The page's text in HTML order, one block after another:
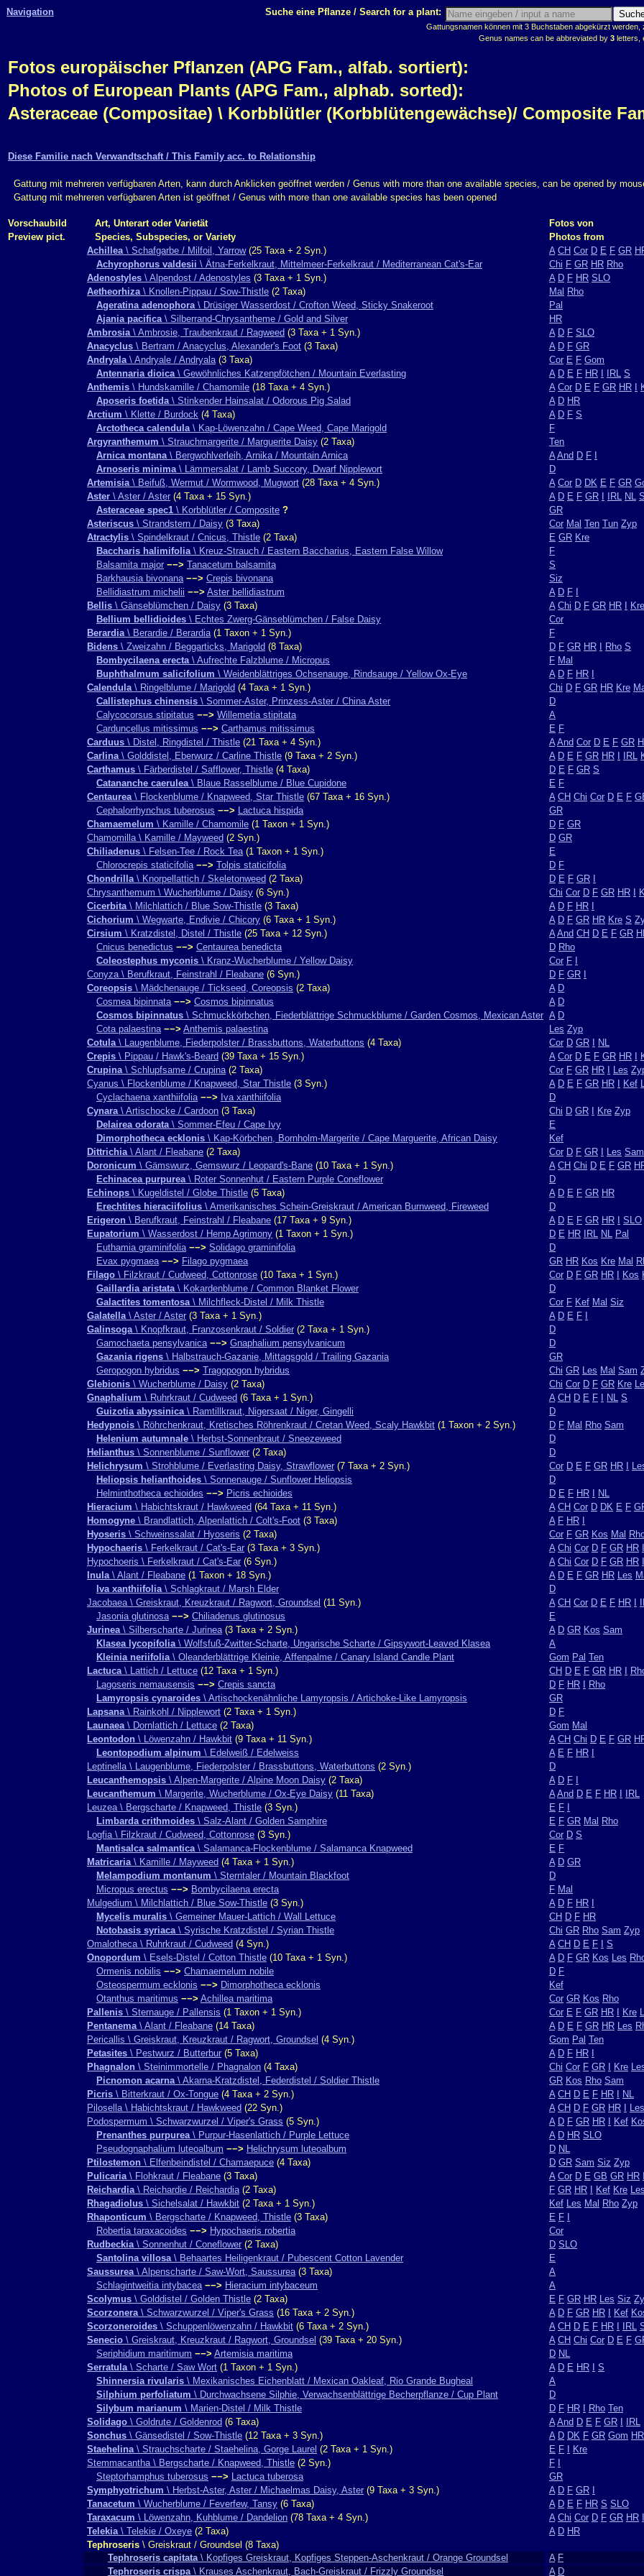
Navigation Suche eine Pflanze / Search for a plant:
Gattungsnamen können mit 3 Buchstaben abgekürzt werden,
Genus names can be abbreviated by 3 letters,
Fotos europäischer Pflanzen (APG Fam., alfab. sortiert):
Photos of European Plants (APG Fam., alphab. sorted):
Asteraceae (Compositae) \ Korbblütler (Korbblütengewächse)/ Composite
Diese Familie nach Verwandtschaft / This Family acc. to Relationship
Gattung mit mehreren verfügbaren Arten, kann durch Anklicken geöffnet werden / Genus with more than one available species, can be opened by
Gattung mit mehreren verfügbaren Arten ist geöffnet / Genus with more than one available species has been opened
Vorschaubild Art, Unterart oder Varietät
Fotos von
Preview pict.
Species, Subspecies, or Variety
Photos from
Achillea\ Schafgarbe / Milfoil, Yarrow(25 Taxa + 2 Syn.) A CH Cor D E F GR
Achyrophorus valdesii \ Ätna-Ferkelkraut, Mittelmeer-Ferkelkraut / Mediterranean Cat's-Ear Chi F GR HR Rho
Adenostyles \ Alpendost / Adenostyles (3 Taxa + 1 Syn.) A D F HR SLO
Aetheorhiza\ Knollen-Pippau / Sow-Thistle (2 Taxa) Mal Rho
Ageratina adenophora\ Drüsiger Wasserdost / Crofton Weed, Sticky Snakeroot
Pal
Ajania pacifica\ Silberrand-Chrysantheme / Gold and Silver
HR
Ambrosia\ Ambrosie, Traubenkraut / Ragweed (3 Taxa + 1 Syn.) A D F SLO
Anacyclus \ Bertram / Anacyclus, Alexander's Foot (3 Taxa) A D F GR
Andryala\ Andryale / Andryala(3 Taxa) Cor E F Gom
Antennaria dioica\ Gewöhnliches Katzenpfötchen / Mountain Everlasting A D E F HR IRL S
Anthemis \ Hundskamille / Chamomile (18 Taxa + 4 Syn.) A Cor D E F GR HR
Aposeris foetida\ Stinkender Hainsalat / Odorous Pig Salad A D HR
Arctium \ Klette / Burdock (4 Taxa) A D F S
Arctotheca calendula\ Kap-Löwenzahn / Cape Weed, Cape Marigold
F
Argyranthemum \ Strauchmargerite / Marguerite Daisy (2 Taxa)
Ten
Arnica montana\ Bergwohlverleih, Arnika / Mountain Arnica A And D F
Arnoseris minima\ Lämmersalat / Lamb Succory, Dwarf Nipplewort
D
Artemisia\ Beifuß, Wermut / Wormwood, Mugwort (28 Taxa + 4 Syn.) A Cor D DK E F GR
Aster \ Aster / Aster (4 Taxa + 15 Syn.) A D E F GR IRL NL S
Asteraceae spec1 \ Korbblütler / Composite ?
GR
Asteriscus \ Strandstern / Daisy (3 Taxa) Cor Mal Ten Tun Zyp
Atractylis \ Spindelkraut / Cnicus, Thistle (2 Taxa) E GR Kre
Baccharis halimifolia\ Kreuz-Strauch / Eastern Baccharius, Eastern False Willow
F
Balsamita major −−> Tanacetum balsamita
S
Barkhausia bivonana −−> Crepis bivonana
Siz
Bellidiastrum michelii −−> Aster bellidiastrum A D F
Bellis \ Gänseblümchen / Daisy (3 Taxa) A Chi D F GR HR Kre
Bellium bellidioides \ Echtes Zwerg-Gänseblümchen / False Daisy
Cor
Berardia\ Berardie / Berardia(1 Taxon + 1 Syn.)
F
Bidens \ Zweizahn / Beggarticks, Marigold (8 Taxa) D F GR HR Rho S
Bombycilaena erecta\ Aufrechte Falzblume / Micropus F Mal
Buphthalmum salicifolium \ Weidenblättriges Ochsenauge, Rindsauge / Yellow Ox-Eye A D F HR
Calendula\ Ringelblume / Marigold (4 Taxa + 1 Syn.) Chi D F GR HR Kre
Callistephus chinensis \ Sommer-Aster, Prinzess-Aster / China Aster
D
Calycocorsus stipitatus −−> Willemetia stipitata
A
Carduncellus mitissimus −−> Carthamus mitissimus E F
Carduus \ Distel, Ringdistel / Thistle (21 Taxa + 4 Syn.) A And Cor D E F GR
Carlina\ Golddistel, Eberwurz / Carline Thistle (9 Taxa + 2 Syn.) A D E F GR HR IRL
Carthamus \ Färberdistel / Safflower, Thistle (4 Taxa) D E F GR S
Catananche caerulea\ Blaue Rasselblume / Blue Cupidone E F
Centaurea\ Flockenblume / Knapweed, Star Thistle (67 Taxa + 16 Syn.) A CH Chi Cor D E F
Cephalorrhynchus tuberosus −−> Lactuca hispida
GR
Chamaemelum \ Kamille / Chamomile (1 Taxon + 1 Syn.) D F GR
Chamomilla \ Kamille / Mayweed (2 Syn.) D GR
Chiliadenus \ Felsen-Tee / Rock Tea(1 Taxon + 1 Syn.)
E
Chlorocrepis staticifolia −−> Tolpis staticifolia D F
Chondrilla\ Knorpellattich / Skeletonweed (2 Taxa) D E F GR
Chrysanthemum \ Wucherblume / Daisy (6 Syn.) Chi Cor D F GR HR
Cicerbita\ Milchlattich / Blue Sow-Thistle (3 Taxa) A D F HR
Cichorium \ Wegwarte, Endivie / Chicory (6 Taxa + 1 Syn.) A D F GR HR Kre S
Cirsium \ Kratzdistel, Distel / Thistle (25 Taxa + 12 Syn.) A And CH D E F GR
Cnicus benedictus −−> Centaurea benedicta D Rho
Coleostephus myconis \ Kranz-Wucherblume / Yellow Daisy Cor F
Conyza \ Berufkraut, Feinstrahl / Fleabane (6 Syn.) D F GR
Coreopsis \ Mädchenauge / Tickseed, Coreopsis (2 Taxa) A D
Cosmea bipinnata −−> Cosmos bipinnatus A D
Cosmos bipinnatus \ Schmuckkörbchen, Fiederblättrige Schmuckblume / Garden Cosmos, Mexican Aster A D
Cota palaestina −−> Anthemis palaestina Les Zyp
Cotula\ Laugenblume, Fiederpolster / Brassbuttons, Waterbuttons (4 Taxa) Cor D GR
NL
Crepis \ Pippau / Hawk's-Beard (39 Taxa + 15 Syn.) A Cor D E F GR HR
Crupina\ Schlupfsame / Crupina(2 Taxa) Cor F GR HR Les
Cyanus \ Flockenblume / Knapweed, Star Thistle (3 Syn.) A D E F GR HR Kef
Cyclachaena xanthiifolia −−> Iva xanthiifolia
D
Cynara\ Artischocke / Cardoon (3 Taxa) Chi D GR Kre Zyp
Delairea odorata\ Sommer-Efeu / Cape Ivy
E
Dimorphotheca ecklonis \ Kap-Körbchen, Bornholm-Margerite / Cape Marguerite, African Daisy
Kef
Dittrichia\ Alant / Fleabane (2 Taxa) Cor D F GR Les Sam
Doronicum \ Gämswurz, Gemswurz / Leopard's-Bane (10 Taxa + 1 Syn.) A CH Chi D E F GR
Echinacea purpurea\ Roter Sonnenhut / Eastern Purple Coneflower
D
Echinops \ Kugeldistel / Globe Thistle (5 Taxa) A D E F GR HR
Erechtites hieraciifolius \ Amerikanisches Schein-Greiskraut / American Burnweed, Fireweed
D
Erigeron \ Berufkraut, Feinstrahl / Fleabane (17 Taxa + 9 Syn.) A D E F GR HR
SLO
Eupatorium \ Wasserdost / Hemp Agrimony (1 Taxon + 1 Syn.) D E HR IRL NL Pal
Euthamia graminifolia −−> Solidago graminifolia
D
Evax pygmaea −−> Filago pygmaea GR HR Kos Kre Mal
Filago \ Filzkraut / Cudweed, Cottonrose (10 Taxa + 1 Syn.) Cor D F GR HR Kos
Gaillardia aristata\ Kokardenblume / Common Blanket Flower
D
Galactites tomentosa\ Milchfleck-Distel / Milk Thistle Cor F Kef Mal Siz
Galatella\ Aster / Aster (3 Taxa + 1 Syn.) A D E F
Galinsoga\ Knopfkraut, Franzosenkraut / Soldier (2 Taxa + 1 Syn.)
D
Gamochaeta pensylvanica −−> Gnaphalium pensylvanicum
D
Gazania rigens \ Halbstrauch-Gazanie, Mittagsgold / Trailing Gazania
GR
Geropogon hybridus −−> Tragopogon hybridus Chi GR Les Mal Sam
Glebionis \ Wucherblume / Daisy (2 Taxa) Chi Cor D F GR Kre
Gnaphalium \ Ruhrkraut / Cudweed (6 Taxa + 1 Syn.) A CH D E F NL S
Guizotia abyssinica\ Ramtillkraut, Nigersaat / Niger, Gingelli
D
Hedypnois \ Röhrchenkraut, Kretisches Röhrenkraut / Cretan Weed, Scaly Hawkbit (1 Taxon + 2 Syn.) D F Mal Rho Sam
Helenium autumnale \ Herbst-Sonnenbraut / Sneezeweed
D
Helianthus \ Sonnenblume / Sunflower (2 Taxa)
D
Helichrysum \ Strohblume / Everlasting Daisy, Strawflower (7 Taxa + 2 Syn.) Cor D E F GR HR
Heliopsis helianthoides \ Sonnenauge / Sunflower Heliopsis
D
Helminthotheca echioides −−> Picris echioides D E F HR
NL
Hieracium \ Habichtskraut / Hawkweed (64 Taxa + 11 Syn.) A CH Cor D DK E F
Homogyne \ Brandlattich, Alpenlattich / Colt's-Foot (3 Taxa) A F HR
Hyoseris \ Schweinssalat / Hyoseris (2 Taxa) Cor F GR Kos Mal
Hypochaeris \ Ferkelkraut / Cat's-Ear (3 Taxa + 3 Syn.) A Chi Cor D F GR HR
Hypochoeris \ Ferkelkraut / Cat's-Ear (6 Syn.) A Chi Cor D F GR HR
Inula\ Alant / Fleabane (1 Taxon + 18 Syn.) A D E F GR HR Les
Iva xanthiifolia\ Schlagkraut / Marsh Elder
D
Jacobaea \ Greiskraut, Kreuzkraut / Ragwort, Groundsel (11 Syn.) A CH Cor D E F HR
Jasonia glutinosa −−> Chiliadenus glutinosus
E
Jurinea\ Silberscharte / Jurinea(3 Taxa + 2 Syn.) A D GR Kos Sam
Klasea lycopifolia\ Wolfsfuß-Zwitter-Scharte, Ungarische Scharte / Gipsywort-Leaved Klasea
A
Kleinia neriifolia\ Oleanderblättrige Kleinie, Affenpalme / Canary Island Candle Plant Gom Pal Ten
Lactuca\ Lattich / Lettuce (12 Taxa + 1 Syn.) CH D E F GR HR
Lagoseris nemausensis −−> Crepis sancta D F HR
Rho
Lamyropsis cynaroides \ Artischockenähnliche Lamyropsis / Artichoke-Like Lamyropsis
GR
Lapsana\ Rainkohl / Nipplewort (2 Taxa + 1 Syn.) D F
Launaea\ Dornlattich / Lettuce (2 Taxa) Gom Mal
Leontodon \ Löwenzahn / Hawkbit (9 Taxa + 11 Syn.) A CH Chi D E F GR
Leontopodium alpinum \ Edelweiß / Edelweiss A E F HR
Leptinella \ Laugenblume, Fiederpolster / Brassbuttons, Waterbuttons (2 Syn.)
D
Leucanthemopsis \ Alpen-Margerite / Alpine Moon Daisy (2 Taxa) A D F
Leucanthemum \ Margerite, Wucherblume / Ox-Eye Daisy (11 Taxa) A And D E F HR
IRL
Leuzea \ Bergscharte / Knapweed, Thistle (3 Syn.) E F
Limbarda crithmoides \ Salz-Alant / Golden Samphire E F GR Mal Rho
Logfia \ Filzkraut / Cudweed, Cottonrose (3 Syn.) Cor D S
Mantisalca salmantica\ Salamanca-Flockenblume / Salamanca Knapweed E F
Matricaria\ Kamille / Mayweed (4 Taxa + 1 Syn.) A D GR
Melampodium montanum \ Sterntaler / Mountain Blackfoot
D
Micropus erectus −−> Bombycilaena erecta F Mal
Mulgedium \ Milchlattich / Blue Sow-Thistle (3 Syn.) A D F HR
Mycelis muralis \ Gemeiner Mauer-Lattich / Wall Lettuce CH D F HR
Notobasis syriaca\ Syrische Kratzdistel / Syrian Thistle Chi GR Rho Sam Zyp
Omalotheca \ Ruhrkraut / Cudweed (4 Syn.) A CH D E F
S
Onopordum \ Esels-Distel / Cotton Thistle (10 Taxa + 1 Syn.) A D F GR Kos Les
Ormenis nobilis −−> Chamaemelum nobile D F
Osteospermum ecklonis −−> Dimorphotheca ecklonis
Kef
Otanthus maritimus −−> Achillea maritima Cor GR Kos Rho
Pallenis \ Sternauge / Pallensis (1 Taxon + 1 Syn.) Cor E F GR HR Kre
Pentanema\ Alant / Fleabane (14 Taxa) A D E F GR HR Les
Pericallis \ Greiskraut, Kreuzkraut / Ragwort, Groundsel (4 Syn.) Gom Pal Ten
Petasites \ Pestwurz / Butterbur (5 Taxa) A D F HR
Phagnalon \ Steinimmortelle / Phagnalon (4 Taxa) Chi Cor F GR Kre
Picnomon acarna\ Akarna-Kratzdistel, Federdistel / Soldier Thistle GR Kos Rho Sam
Picris \ Bitterkraut / Ox-Tongue (4 Taxa + 2 Syn.) A CH D E F HR
NL
Pilosella \ Habichtskraut / Hawkweed (22 Syn.) A CH D F GR HR Les
Podospermum \ Schwarzwurzel / Viper's Grass (5 Syn.) A D F GR HR Kef
Prenanthes purpurea\ Purpur-Hasenlattich / Purple Lettuce A D HR SLO
Pseudognaphalium luteoalbum −−> Helichrysum luteoalbum D NL
Ptilostemon \ Elfenbeindistel / Chamaepuce (4 Taxa) D GR Sam Siz Zyp
Pulicaria\ Flohkraut / Fleabane (3 Taxa) A Cor D E GB GR HR
Reichardia\ Reichardie / Reichardia(2 Taxa) F GR HR Kef Kre Les
Rhagadiolus \ Sichelsalat / Hawkbit (2 Taxa + 1 Syn.) Kef Les Mal Rho Zyp
Rhaponticum \ Bergscharte / Knapweed, Thistle (3 Taxa) E F
Robertia taraxacoides −−> Hypochaeris robertia
Cor
Rudbeckia\ Sonnenhut / Coneflower (2 Taxa) D SLO
Santolina villosa\ Behaartes Heiligenkraut / Pubescent Cotton Lavender
E
Saussurea\ Alpenscharte / Saw-Wort, Saussurea(3 Taxa)
A
Schlagintweitia intybacea −−> Hieracium intybaceum
A
Scolymus \ Golddistel / Golden Thistle (2 Taxa) E F GR HR Les Siz
Scorzonera\ Schwarzwurzel / Viper's Grass (16 Taxa + 2 Syn.) A D F GR HR Kef
Scorzoneroides \ Schuppenlöwenzahn / Hawkbit (6 Taxa + 2 Syn.) A CH D E F HR IRL
Senecio \ Greiskraut, Kreuzkraut / Ragwort, Groundsel (39 Taxa + 20 Syn.) A CH Chi Cor D E F
Seriphidium maritimum −−> Artemisia maritima D NL
Serratula\ Scharte / Saw Wort (1 Taxon + 1 Syn.) A D E HR
S
Shinnersia rivularis \ Mexikanisches Eichenblatt / Mexican Oakleaf, Rio Grande Bugheal
A
Silphium perfoliatum \ Durchwachsene Silphie, Verwachsenblättrige Becherpflanze / Cup Plant
D
Silybum marianum \ Marien-Distel / Milk Thistle D F HR Rho Ten
Solidago \ Goldrute / Goldenrod (6 Taxa) A And D E F GR
IRL
Sonchus \ Gänsedistel / Sow-Thistle (12 Taxa + 3 Syn.) A D DK F GR Gom HR
Staehelina\ Strauchscharte / Staehelina, Gorge Laurel (2 Taxa + 1 Syn.) E F
Kre
Stemmacantha \ Bergscharte / Knapweed, Thistle (2 Syn.) F
Steptorhamphus tuberosus −−> Lactuca tuberosa
GR
Symphyotrichum \ Herbst-Aster, Aster / Michaelmas Daisy, Aster (9 Taxa + 3 Syn.) A D F GR
Tanacetum \ Wucherblume / Feverfew, Tansy (6 Taxa) A D E F HR S SLO
Taraxacum \ Löwenzahn, Kuhblume / Dandelion (78 Taxa + 4 Syn.) A Chi Cor D F GR HR
Telekia\ Telekie / Oxeye (2 Taxa) A D HR
Tephroseris \ Greiskraut / Groundsel (8 Taxa)
Tephroseris capitata\ Kopfiges Greiskraut, Kopfiges Steppen-Aschenkraut / Orange Groundsel A F
Tephroseris crispa\ Krauses Aschenkraut, Bach-Greiskraut / Frizzly Groundsel A D